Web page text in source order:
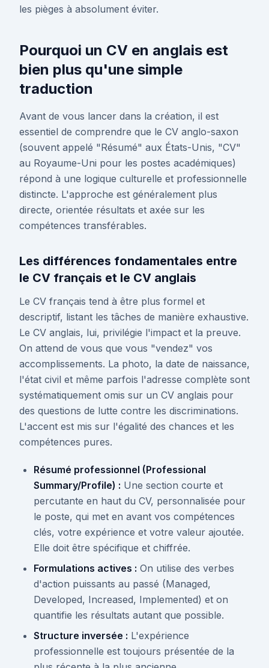
les pièges à absolument éviter.
Pourquoi un CV en anglais est
bien plus qu'une simple
traduction
Avant de vous lancer dans la création, il est
essentiel de comprendre que le CV anglo-saxon
(souvent appelé "Résumé" aux États-Unis, "CV"
au Royaume-Uni pour les postes académiques)
répond à une logique culturelle et professionnelle
distincte. L'approche est généralement plus
directe, orientée résultats et axée sur les
compétences transférables.
Les différences fondamentales entre
le CV français et le CV anglais
Le CV français tend à être plus formel et
descriptif, listant les tâches de manière exhaustive.
Le CV anglais, lui, privilégie l'impact et la preuve.
On attend de vous que vous "vendez" vos
accomplissements. La photo, la date de naissance,
l'état civil et même parfois l'adresse complète sont
systématiquement omis sur un CV anglais pour
des questions de lutte contre les discriminations.
L'accent est mis sur l'égalité des chances et les
compétences pures.
Résumé professionnel (Professional
Summary/Profile) : Une section courte et
percutante en haut du CV, personnalisée pour
le poste, qui met en avant vos compétences
clés, votre expérience et votre valeur ajoutée.
Elle doit être spécifique et chiffrée.
Formulations actives : On utilise des verbes
d'action puissants au passé (Managed,
Developed, Increased, Implemented) et on
quantifie les résultats autant que possible.
Structure inversée : L'expérience
professionnelle est toujours présentée de la